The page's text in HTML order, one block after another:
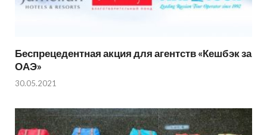
Беспрецедентная акция для агентств «Кешбэк за
ОАЭ»
30.05.2021